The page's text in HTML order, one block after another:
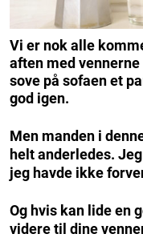
Vi er nok alle
aften med
sove på sofaen et
god igen.
Men manden i
helt anderledes.
jeg havde ikke
Og hvis kan lide en
videre til dine